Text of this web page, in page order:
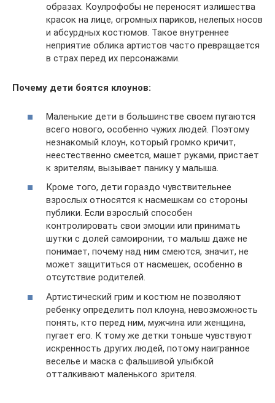
образах. Коулрофобы не переносят излишества
красок на лице, огромных париков, нелепых носов
и абсурдных костюмов. Такое внутреннее
неприятие облика артистов часто превращается
в страх перед их персонажами.
Почему дети боятся клоунов:
Маленькие дети в большинстве своем пугаются
всего нового, особенно чужих людей. Поэтому
незнакомый клоун, который громко кричит,
неестественно смеется, машет руками, пристает
к зрителям, вызывает панику у малыша.
Кроме того, дети гораздо чувствительнее
взрослых относятся к насмешкам со стороны
публики. Если взрослый способен
контролировать свои эмоции или принимать
шутки с долей самоиронии, то малыш даже не
понимает, почему над ним смеются, значит, не
может защититься от насмешек, особенно в
отсутствие родителей.
Артистический грим и костюм не позволяют
ребенку определить пол клоуна, невозможность
понять, кто перед ним, мужчина или женщина,
пугает его. К тому же детки тоньше чувствуют
искренность других людей, потому наигранное
веселье и маска с фальшивой улыбкой
отталкивают маленького зрителя.